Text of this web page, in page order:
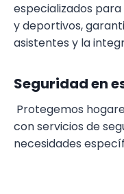
especializados
y deportivos,
asistentes y la
Seguridad en
Protegemos
con servicios de
necesidades